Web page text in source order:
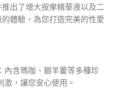
出了增大按摩精華液以及二
體驗，為您打造完美的性愛
內含瑪咖、銀羊藿等多種珍
激，讓您安心使用。